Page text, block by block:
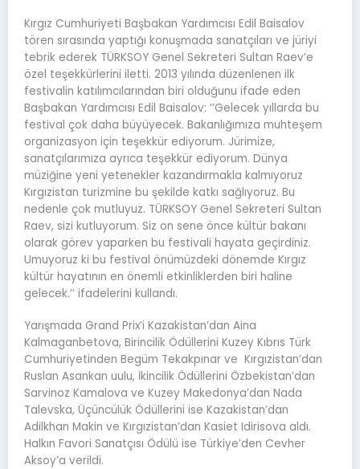
Kırgız Cumhuriyeti Başbakan Yardımcısı Edil Baisalov
tören sırasında yaptığı konuşmada sanatçıları ve jüriyi
tebrik ederek TÜRKSOY Genel Sekreteri Sultan Raev’e
özel teşekkürlerini iletti. 2013 yılında düzenlenen ilk
festivalin katılımcılarından biri olduğunu ifade eden
Başbakan Yardımcısı Edil Baisalov: ‘’Gelecek yıllarda bu
festival çok daha büyüyecek. Bakanlığımıza muhteşem
organizasyon için teşekkür ediyorum. Jürimize,
sanatçılarımıza ayrıca teşekkür ediyorum. Dünya
müziğine yeni yetenekler kazandırmakla kalmıyoruz
Kırgızistan turizmine bu şekilde katkı sağlıyoruz. Bu
nedenle çok mutluyuz. TÜRKSOY Genel Sekreteri Sultan
Raev, sizi kutluyorum. Siz on sene önce kültür bakanı
olarak görev yaparken bu festivali hayata geçirdiniz.
Umuyoruz ki bu festival önümüzdeki dönemde Kırgız
kültür hayatının en önemli etkinliklerden biri haline
gelecek.’’ ifadelerini kullandı.
Yarışmada Grand Prix’i Kazakistan’dan Aina
Kalmaganbetova, Birincilik Ödüllerini Kuzey Kıbrıs Türk
Cumhuriyetinden Begüm Tekakpınar ve Kırgızistan’dan
Ruslan Asankan uulu, İkincilik Ödüllerini Özbekistan’dan
Sarvinoz Kamalova ve Kuzey Makedonya’dan Nada
Talevska, Üçüncülük Ödüllerini ise Kazakistan’dan
Adilkhan Makin ve Kırgızistan’dan Kasiet Idirisova aldı.
Halkın Favori Sanatçısı Ödülü ise Türkiye’den Cevher
Aksoy’a verildi.